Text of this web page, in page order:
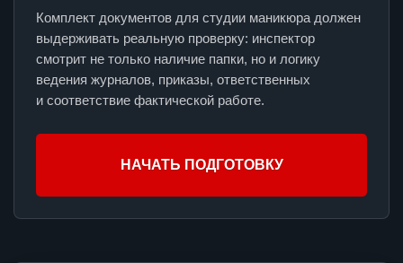
Комплект документов для студии маникюра должен
выдерживать реальную проверку: инспектор
смотрит не только наличие папки, но и логику
ведения журналов, приказы, ответственных
и соответствие фактической работе.
НАЧАТЬ ПОДГОТОВКУ